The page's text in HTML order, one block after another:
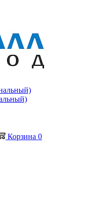
Корзина 0